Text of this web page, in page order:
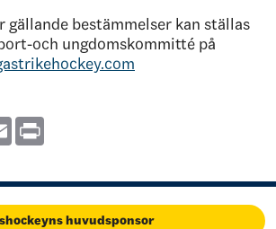
gällande bestämmelser kan ställas
och ungdomskommitté på
Email
huvudsponsor